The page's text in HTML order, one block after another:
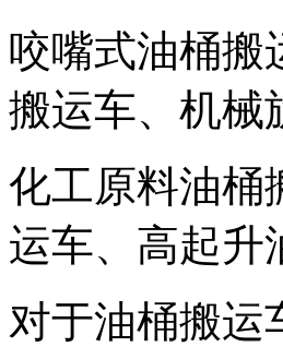
咬嘴式油桶搬
搬运车、机械
化工原料油桶
运车、高起升
对于油桶搬运